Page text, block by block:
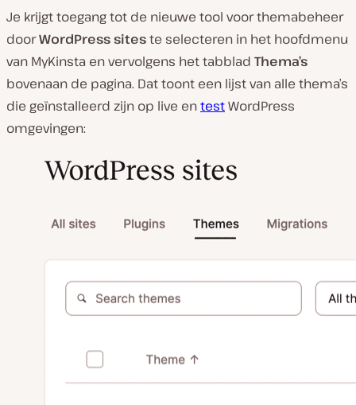
Je krijgt toegang tot de nieuwe tool voor themabeheer
doorWordPress siteste selecteren in het hoofdmenu
van MyKinsta en vervolgens het tabblad Thema’s
bovenaan de pagina. Dat toont een lijst van alle thema’s
die geïnstalleerd zijn op live entestWordPress
omgevingen: